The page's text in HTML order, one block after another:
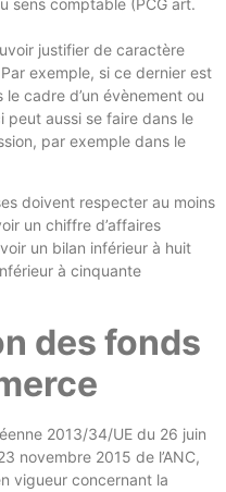
justifier de caractère
exemple, si ce dernier est
cadre d’un évènement ou
peut aussi se faire dans le
par exemple dans le
doivent respecter au moins
un chiffre d’affaires
un bilan inférieur à huit
à cinquante
des fonds
2013/34/UE du 26 juin
novembre 2015 de l’ANC,
vigueur concernant la